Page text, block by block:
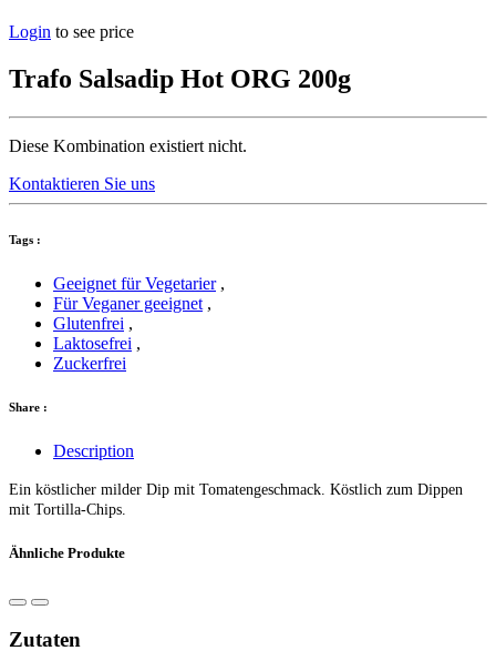
Login to see price
Trafo Salsadip Hot ORG 200g
Diese Kombination existiert nicht.
Kontaktieren Sie uns
Tags :
Geeignet für Vegetarier,
Für Veganer geeignet ,
Glutenfrei ,
Laktosefrei ,
Zuckerfrei
Share :
Description
Ein köstlicher milder Dip mit Tomatengeschmack. Köstlich zum Dippen
mit Tortilla-Chips.
Ähnliche Produkte
Zutaten